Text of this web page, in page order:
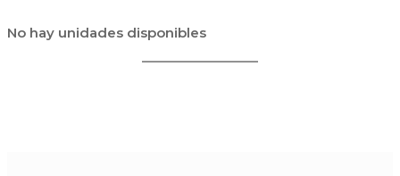
No hay unidades disponibles